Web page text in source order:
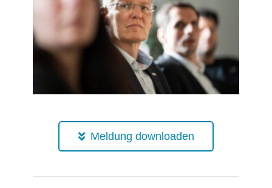
Meldung downloaden